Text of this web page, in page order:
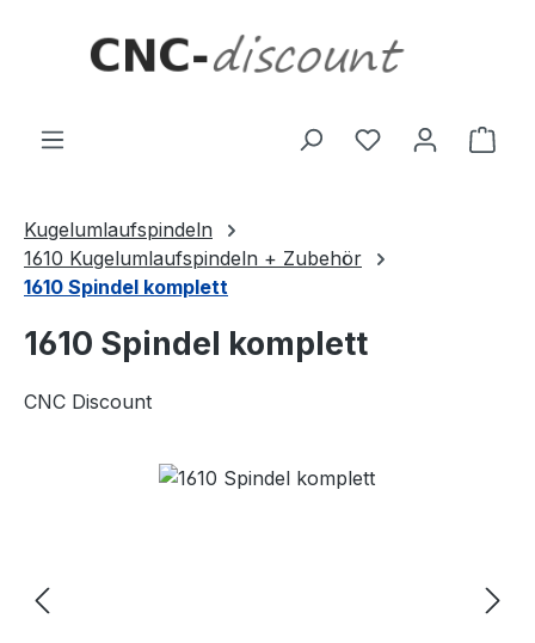
Kugelumlaufspindeln
1610 Kugelumlaufspindeln + Zubehör
1610 Spindel komplett
1610 Spindel komplett
CNC Discount
Bildergalerie überspringen